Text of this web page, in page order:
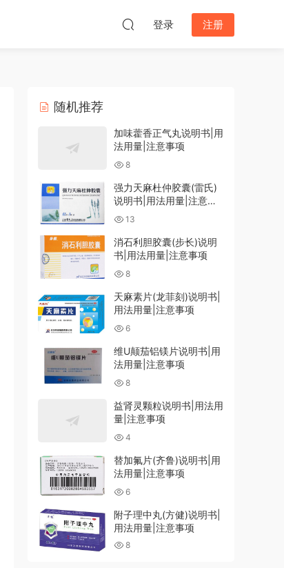
登录 注册
随机推荐
加味藿香正气丸说明书|用
法用量|注意事项
8
强力天麻杜仲胶囊(雷氏)
说明书|用法用量|注意事
项 13
消石利胆胶囊(步长)说明
书|用法用量|注意事项
8
天麻素片(龙菲刻)说明书|
用法用量|注意事项
6
维U颠茄铝镁片说明书|用
法用量|注意事项
8
益肾灵颗粒说明书|用法用
量|注意事项
4
替加氟片(齐鲁)说明书|用
法用量|注意事项
6
附子理中丸(方健)说明书|
用法用量|注意事项
8